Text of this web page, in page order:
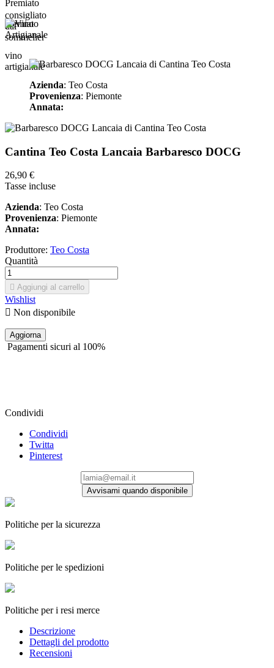
consigliato
dal
sommelier
premiato
vino
artigianale
Azienda: Teo Costa
Provenienza: Piemonte
Annata:
Cantina Teo Costa Lancaia Barbaresco DOCG
26,90 €
Tasse incluse
Azienda: Teo Costa
Provenienza: Piemonte
Annata:
Produttore: Teo Costa
Quantità
 Aggiungi al carrello
Wishlist
 Non disponibile
Pagamenti sicuri al 100%
Condividi
Condividi
Twitta
Pinterest
Avvisami quando disponibile
Politiche per la sicurezza
Politiche per le spedizioni
Politiche per i resi merce
Descrizione
Dettagli del prodotto
Recensioni